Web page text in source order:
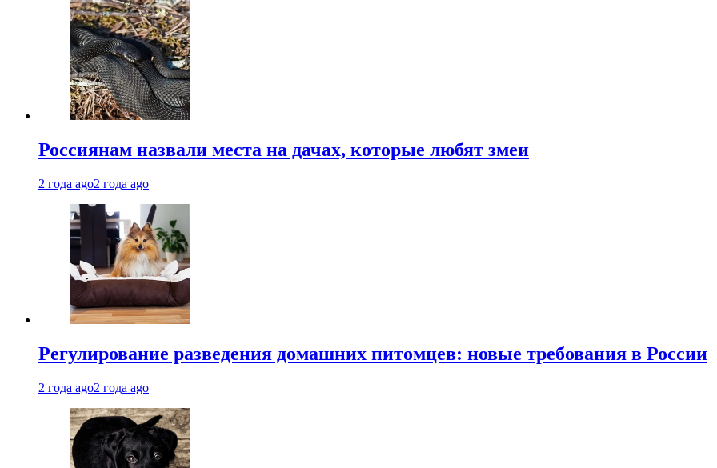
Россиянам назвали места на дачах, которые любят змеи
2 года ago2 года ago
Регулирование разведения домашних питомцев: новые требования в России
2 года ago2 года ago